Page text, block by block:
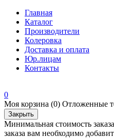
Главная
Каталог
Производители
Колеровка
Доставка и оплата
Юр.лицам
Контакты
0
Моя корзина (0) Отложенные
Закрыть
Минимальная стоимость
заказа вам необходимо